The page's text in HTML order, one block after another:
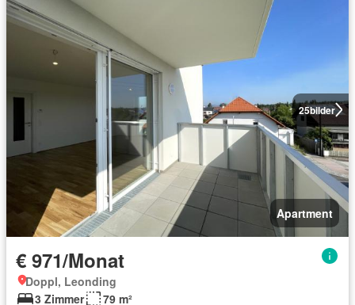
25bilder
Apartment
€ 971/Monat
Doppl, Leonding
3 Zimmer
79 m²